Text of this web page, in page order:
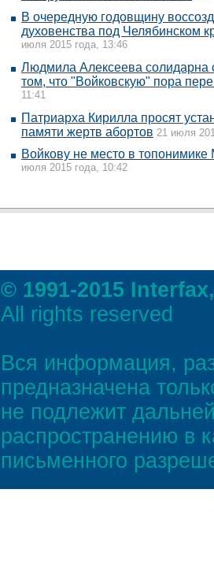
В очередную годовщину
духовенства под Челябинском
июля 2015 года, 13:46
Людмила Алексеева солидарна
том, что "Войковскую" пора
11:41
Патриарха Кирилла просят
памяти жертв абортов 21 июля
Войкову не место в
июля 2015 года, 10:42
© 1991-2015
All rights reserved
Вся информация,
предназначена
не подлежит
распространению в
письменного